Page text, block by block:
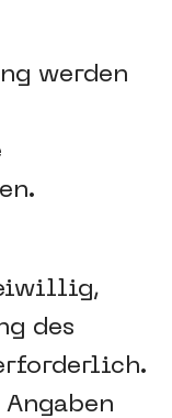
werden
des